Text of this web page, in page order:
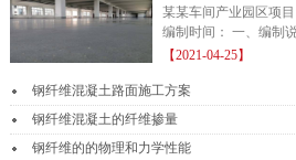
某某车间产业园区项目（一期） 编制
编制时间： 一、编制
【2021-04-25】
钢纤维混凝土路面施工方案
钢纤维混凝土的纤维掺量
钢纤维的的物理和力学性能